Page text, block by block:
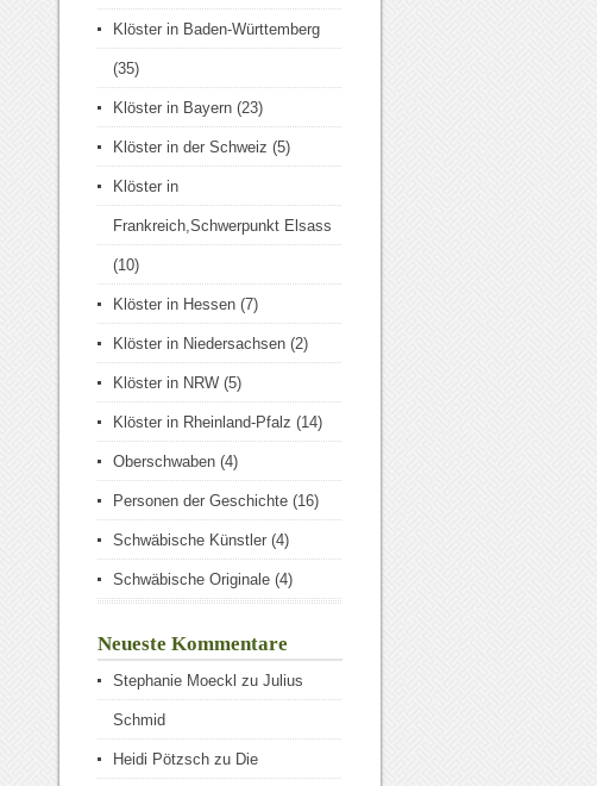
Klöster in Baden-Württemberg
(35)
Klöster in Bayern (23)
Klöster in der Schweiz (5)
Klöster in
Frankreich,Schwerpunkt Elsass
(10)
Klöster in Hessen (7)
Klöster in Niedersachsen (2)
Klöster in NRW (5)
Klöster in Rheinland-Pfalz (14)
Oberschwaben (4)
Personen der Geschichte (16)
Schwäbische Künstler (4)
Schwäbische Originale (4)
Neueste Kommentare
Stephanie Moeckl zu Julius
Schmid
Heidi Pötzsch zu Die